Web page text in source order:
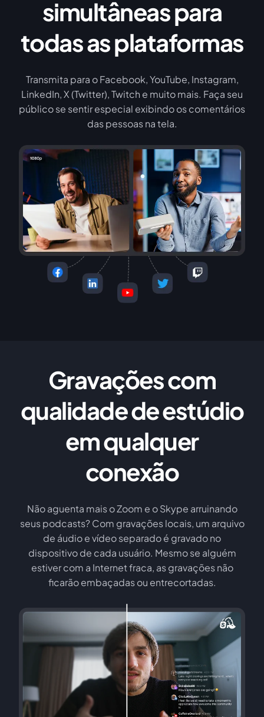
simultâneas para
todas as plataformas
Transmita para o Facebook, YouTube, Instagram,
LinkedIn, X (Twitter), Twitch e muito mais. Faça seu
público se sentir especial exibindo os comentários
das pessoas na tela.
Gravações com
qualidade de estúdio
em qualquer
conexão
Não aguenta mais o Zoom e o Skype arruinando
seus podcasts? Com gravações locais, um arquivo
de áudio e vídeo separado é gravado no
dispositivo de cada usuário. Mesmo se alguém
estiver com a Internet fraca, as gravações não
ficarão embaçadas ou entrecortadas.